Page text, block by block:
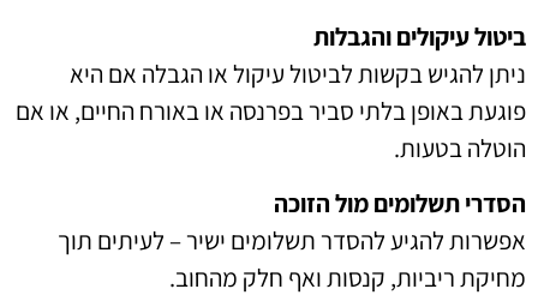
ביטול עיקולים והגבלות
ניתן להגיש בקשות לביטול עיקול או הגבלה אם היא
פוגעת באופן בלתי סביר בפרנסה או באורח החיים, או אם
הוטלה בטעות.
הסדרי תשלומים מול הזוכה
אפשרות להגיע להסדר תשלומים ישיר – לעיתים תוך
מחיקת ריביות, קנסות ואף חלק מהחוב.